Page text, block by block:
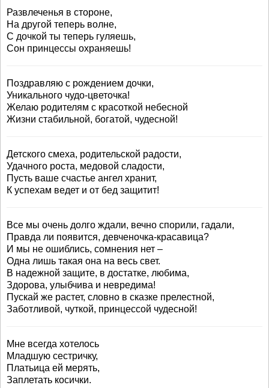
Развлеченья в стороне,
На другой теперь волне,
С дочкой ты теперь гуляешь,
Сон принцессы охраняешь!
Поздравляю с рождением дочки,
Уникального чудо-цветочка!
Желаю родителям с красоткой небесной
Жизни стабильной, богатой, чудесной!
Детского смеха, родительской радости,
Удачного роста, медовой сладости,
Пусть ваше счастье ангел хранит,
К успехам ведет и от бед защитит!
Все мы очень долго ждали, вечно спорили, гадали,
Правда ли появится, девченочка-красавица?
И мы не ошиблись, сомнения нет –
Одна лишь такая она на весь свет.
В надежной защите, в достатке, любима,
Здорова, улыбчива и невредима!
Пускай же растет, словно в сказке прелестной,
Заботливой, чуткой, принцессой чудесной!
Мне всегда хотелось
Младшую сестричку,
Платьица ей мерять,
Заплетать косички.